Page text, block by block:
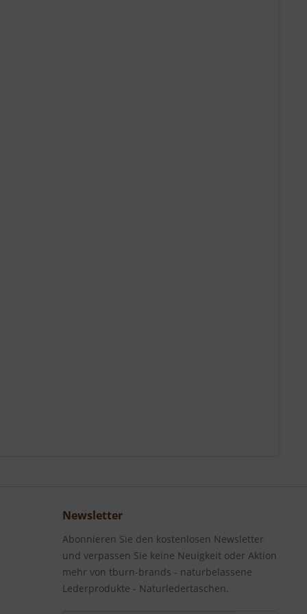
Newsletter
Abonnieren Sie den kostenlosen Newsletter
und verpassen Sie keine Neuigkeit oder Aktion
mehr von tburn-brands - naturbelassene
Lederprodukte - Naturledertaschen.